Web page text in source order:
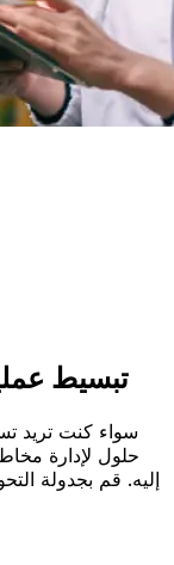
تبسيط
سواء كنت تريد
حلول لإدارة